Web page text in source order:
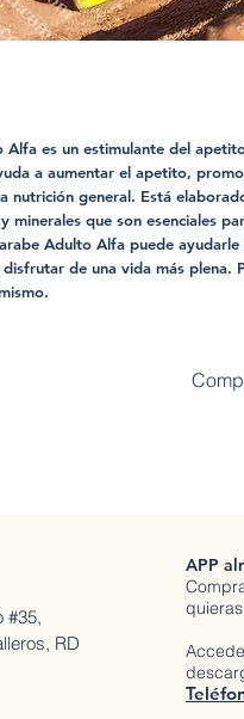
Alfa es un estimulante del
a aumentar el apetito,
nutrición general. Está
minerales que son esenciales
Adulto Alfa puede
de una vida más plena.
#35,
RD
APP